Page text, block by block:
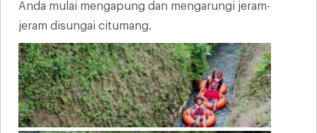
Anda mulai mengapung dan mengarungi jeram-
jeram disungai citumang.